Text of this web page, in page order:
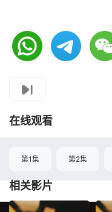
在线观看
第1集 第2集
相关影片